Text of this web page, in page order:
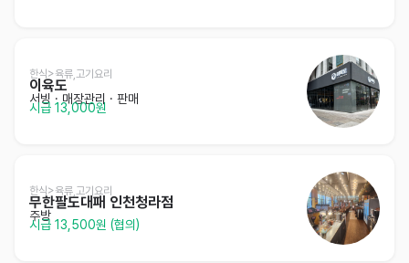
한식>육류,고기요리
이육도
서빙 · 매장관리 · 판매
시급 13,000원
한식>육류,고기요리
무한팔도대패 인천청라점
주방
시급 13,500원 (협의)